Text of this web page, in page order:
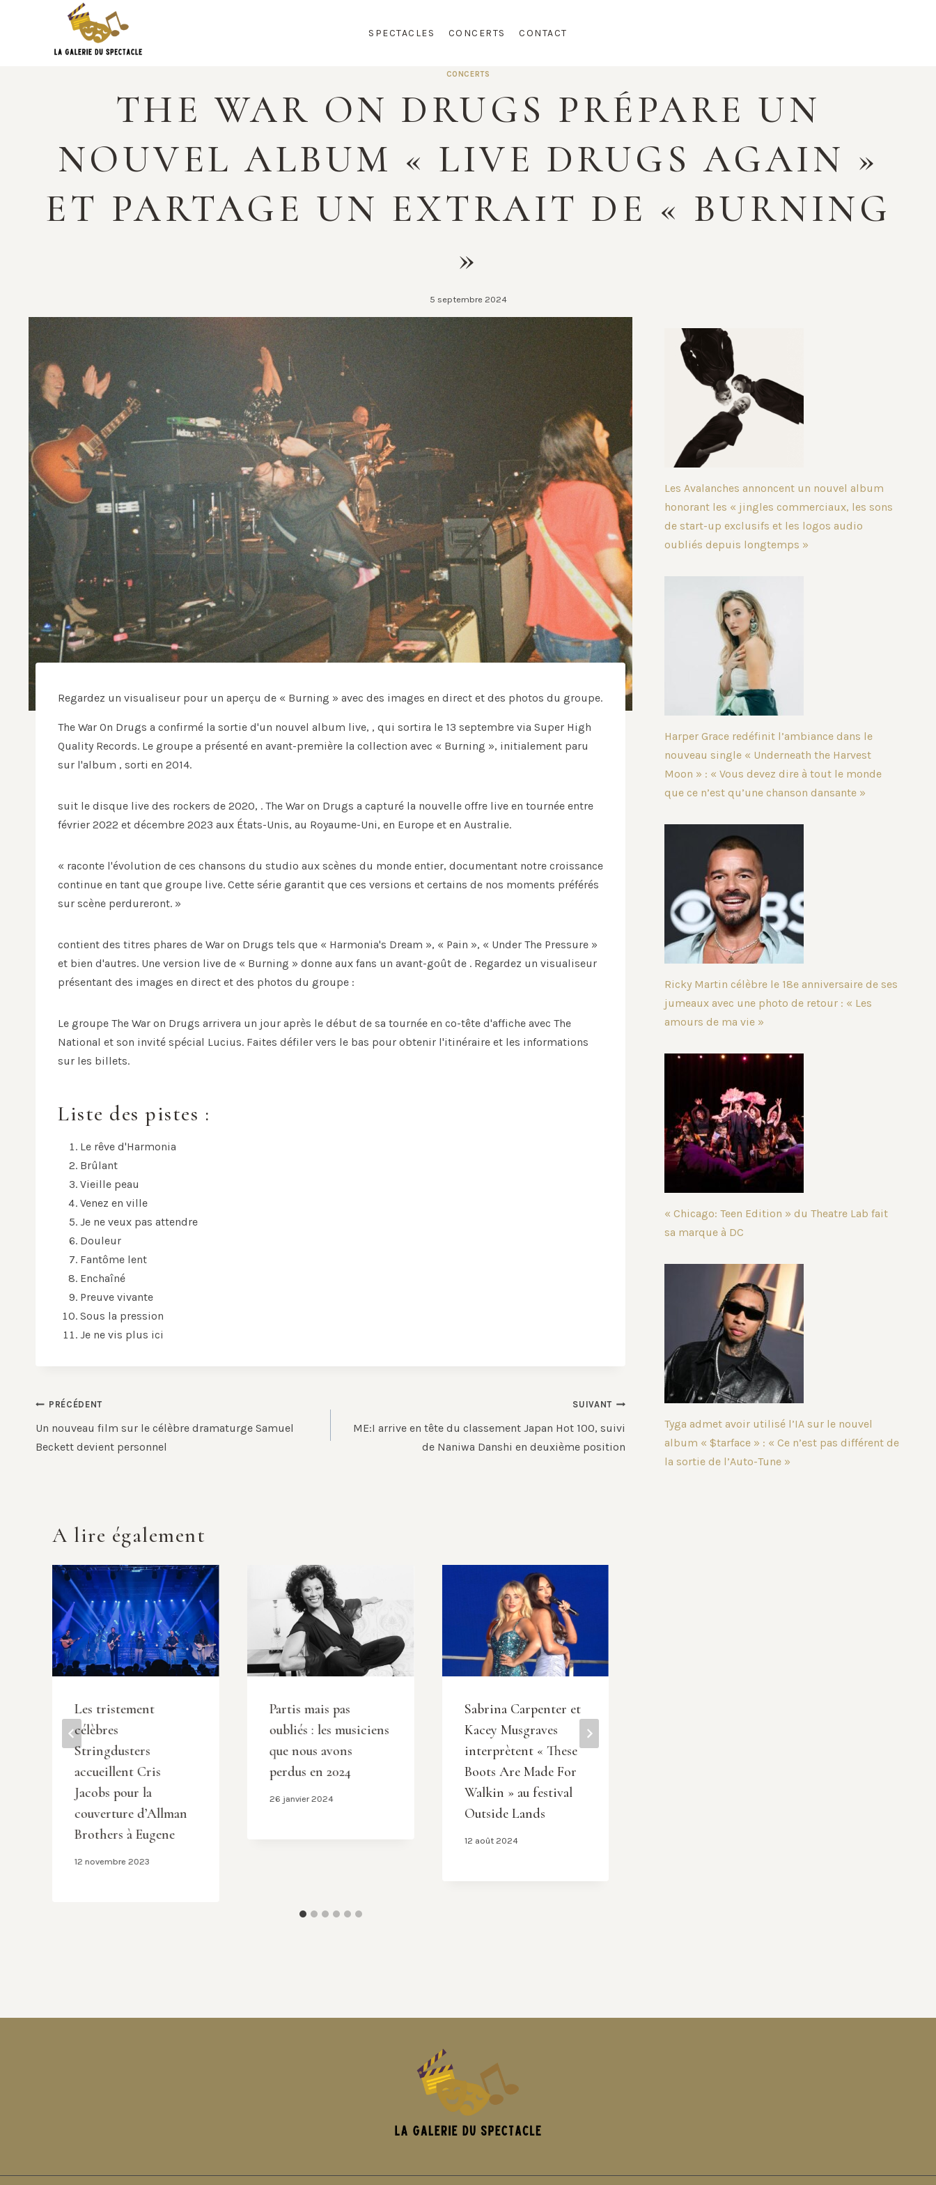
SPECTACLES CONCERTS CONTACT
CONCERTS
THE WAR ON DRUGS PRÉPARE UN
NOUVEL ALBUM « LIVE DRUGS AGAIN »
ET PARTAGE UN EXTRAIT DE « BURNING
»
5 septembre 2024
Regardez un visualiseur pour un aperçu de « Burning » avec des images en direct et des photos du groupe.
The War On Drugs a confirmé la sortie d'un nouvel album live, , qui sortira le 13 septembre via Super High
Quality Records. Le groupe a présenté en avant-première la collection avec « Burning », initialement paru
sur l'album , sorti en 2014.
suit le disque live des rockers de 2020, . The War on Drugs a capturé la nouvelle offre live en tournée entre
février 2022 et décembre 2023 aux États-Unis, au Royaume-Uni, en Europe et en Australie.
« raconte l'évolution de ces chansons du studio aux scènes du monde entier, documentant notre croissance
continue en tant que groupe live. Cette série garantit que ces versions et certains de nos moments préférés
sur scène perdureront. »
contient des titres phares de War on Drugs tels que « Harmonia's Dream », « Pain », « Under The Pressure »
et bien d'autres. Une version live de « Burning » donne aux fans un avant-goût de . Regardez un visualiseur
présentant des images en direct et des photos du groupe :
Le groupe The War on Drugs arrivera un jour après le début de sa tournée en co-tête d'affiche avec The
National et son invité spécial Lucius. Faites défiler vers le bas pour obtenir l'itinéraire et les informations
sur les billets.
Liste des pistes :
Le rêve d'Harmonia
Brûlant
Vieille peau
Venez en ville
Je ne veux pas attendre
Douleur
Fantôme lent
Enchaîné
Preuve vivante
Sous la pression
Je ne vis plus ici
Navigation
de
l’article
PRÉCÉDENT
Un nouveau film sur le célèbre dramaturge Samuel
Beckett devient personnel
SUIVANT
ME:I arrive en tête du classement Japan Hot 100, suivi
de Naniwa Danshi en deuxième position
A lire également
Les tristement
célèbres
Stringdusters
accueillent Cris
Jacobs pour la
couverture d’Allman
Brothers à Eugene
12 novembre 2023
Partis mais pas
oubliés : les musiciens
que nous avons
perdus en 2024
26 janvier 2024
Sabrina Carpenter et
Kacey Musgraves
interprètent « These
Boots Are Made For
Walkin » au festival
Outside Lands
12 août 2024
Les Avalanches annoncent un nouvel album
honorant les « jingles commerciaux, les sons
de start-up exclusifs et les logos audio
oubliés depuis longtemps »
Harper Grace redéfinit l’ambiance dans le
nouveau single « Underneath the Harvest
Moon » : « Vous devez dire à tout le monde
que ce n’est qu’une chanson dansante »
Ricky Martin célèbre le 18e anniversaire de ses
jumeaux avec une photo de retour : « Les
amours de ma vie »
« Chicago: Teen Edition » du Theatre Lab fait
sa marque à DC
Tyga admet avoir utilisé l’IA sur le nouvel
album « $tarface » : « Ce n’est pas différent de
la sortie de l’Auto-Tune »